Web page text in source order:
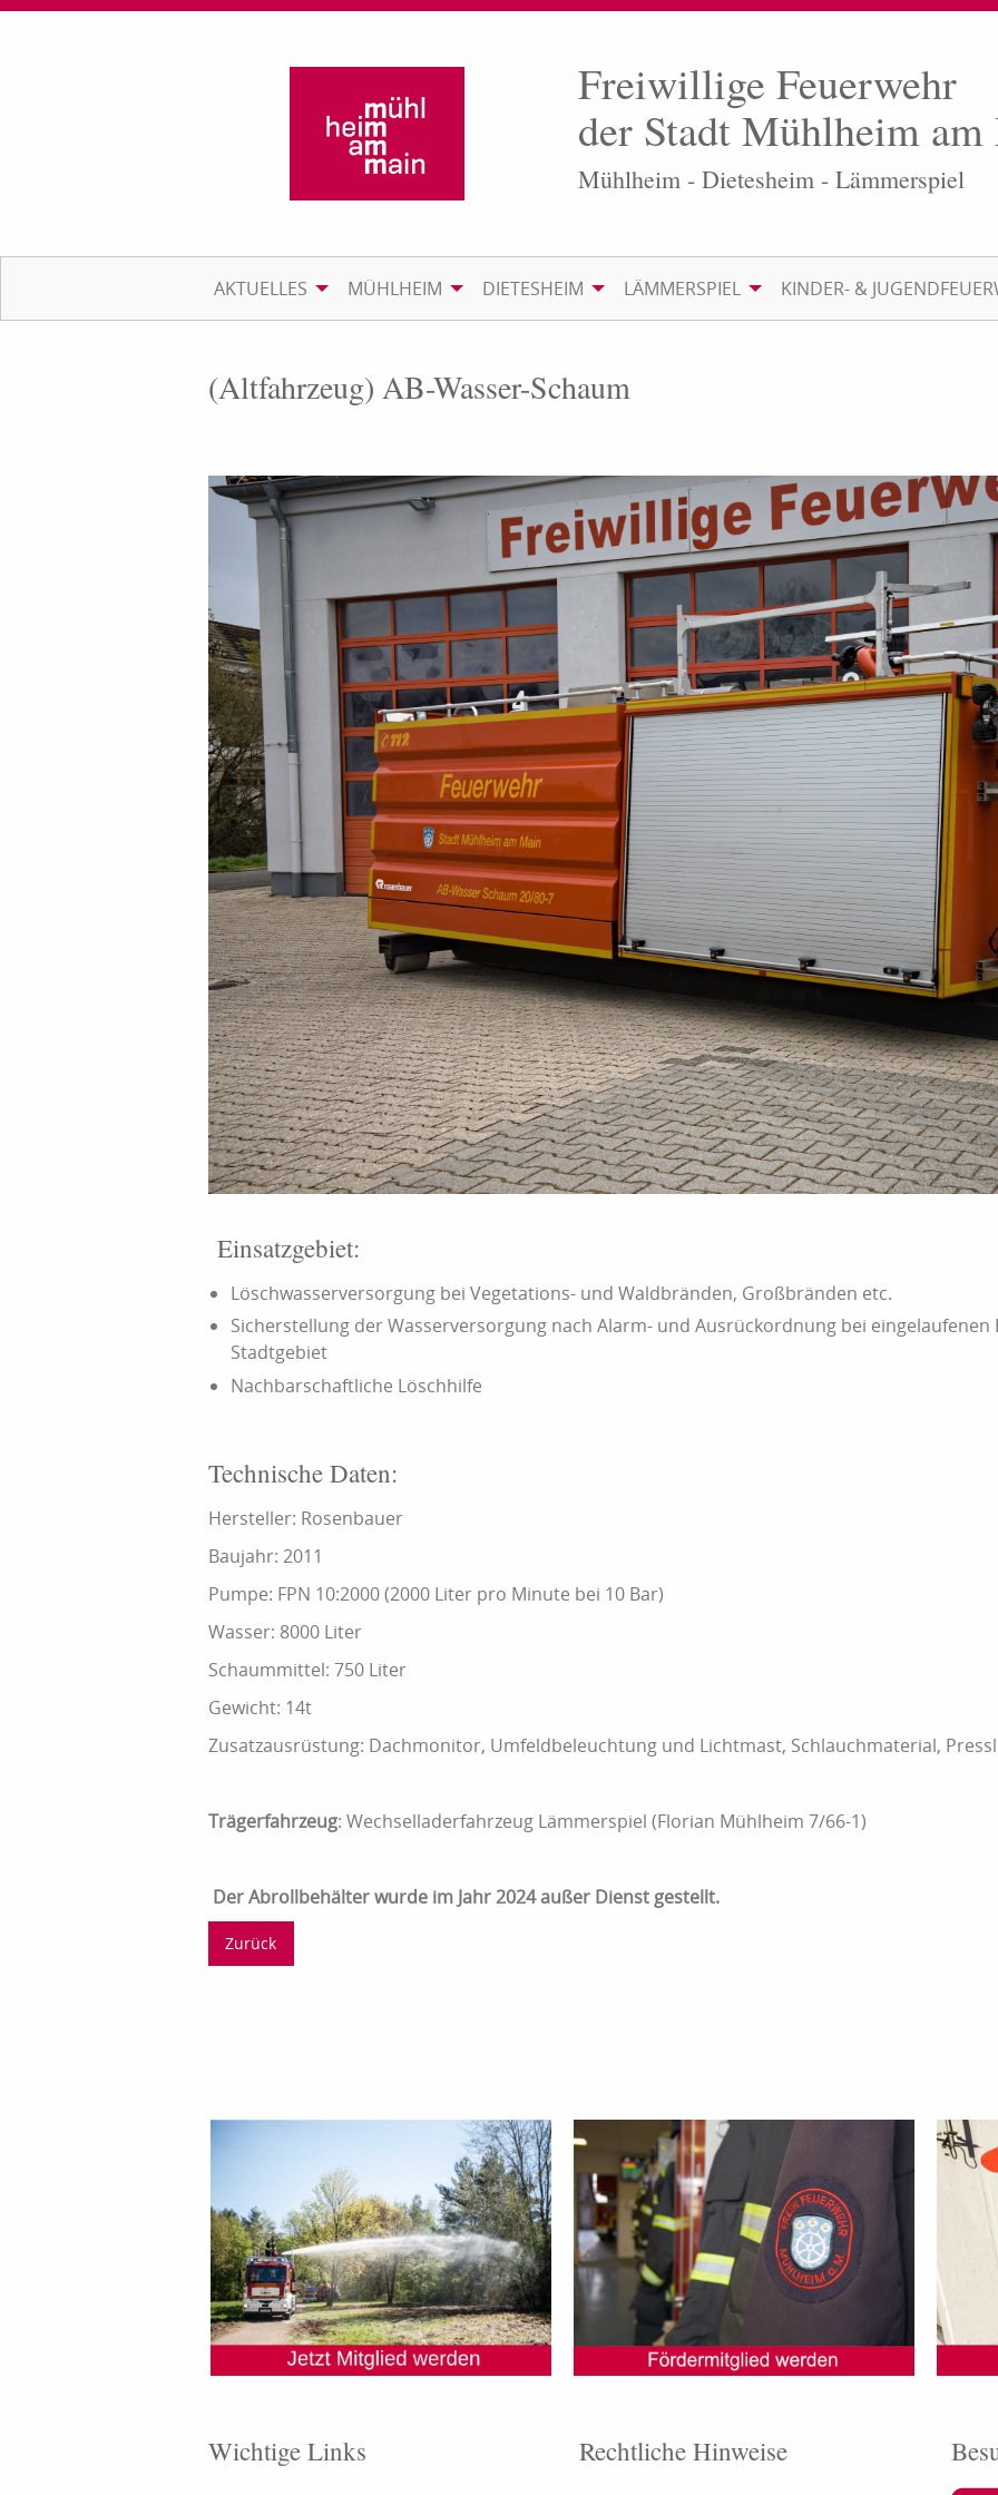
Freiwillige Feuerwehr
der Stadt Mühlheim
Mühlheim - Dietesheim - Lämmerspiel
AKTUELLES MÜHLHEIM DIETESHEIM LÄMMERSPIEL KINDER- &
(Altfahrzeug) AB-Wasser-Schaum
Einsatzgebiet:
Löschwasserversorgung bei Vegetations- und Waldbränden, Großbränden etc.
Sicherstellung der Wasserversorgung nach Alarm- und Ausrückordnung bei
Stadtgebiet
Nachbarschaftliche Löschhilfe
Technische Daten:
Hersteller: Rosenbauer
Baujahr: 2011
Pumpe: FPN 10:2000 (2000 Liter pro Minute bei 10 Bar)
Wasser: 8000 Liter
Schaummittel: 750 Liter
Gewicht: 14t
Zusatzausrüstung: Dachmonitor, Umfeldbeleuchtung und Lichtmast, Schlauchmaterial,
Trägerfahrzeug: Wechselladerfahrzeug Lämmerspiel (Florian Mühlheim 7/66-1)
Der Abrollbehälter wurde im Jahr 2024 außer Dienst gestellt.
Zurück
Wichtige Links Rechtliche Hinweise